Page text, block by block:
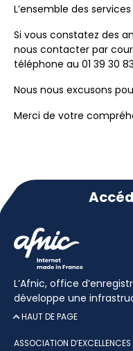
L’ensemble des
Si vous constatez des
nous contacter par
téléphone au 01 39 30
Nous nous excusons
Merci de votre
L’Afnic, office
développe une
HAUT DE PAGE
ASSOCIATION D’EXCELLENCES